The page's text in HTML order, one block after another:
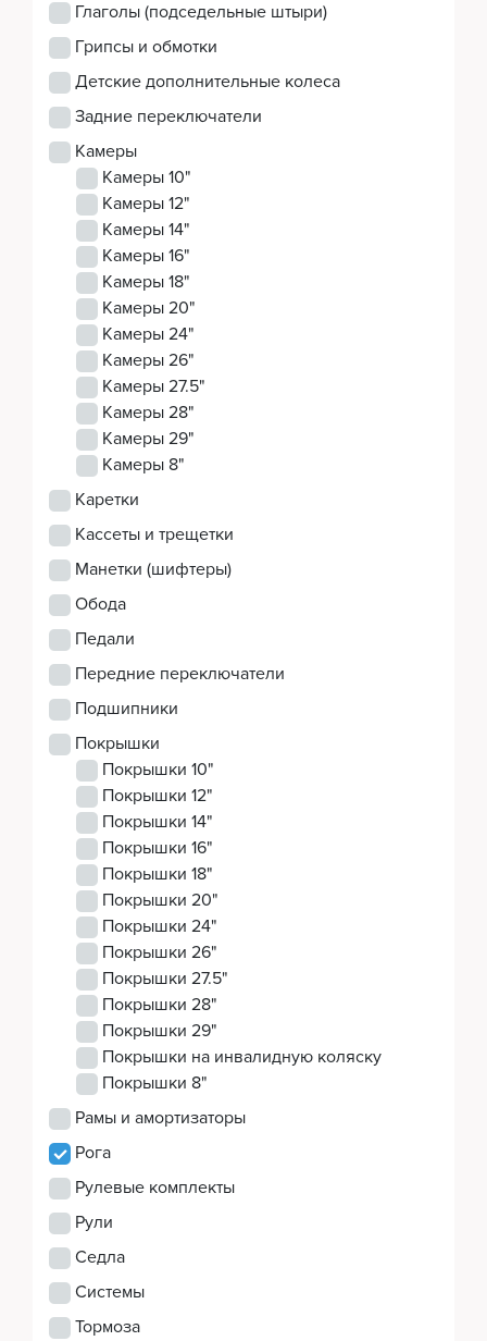
Экипировка
Мототехника
Мототехника
Глаголы (подседельные штыри)
Грипсы и обмотки
Детские дополнительные колеса
Задние переключатели
Камеры
Камеры 10"
Камеры 12"
Камеры 14"
Камеры 16"
Камеры 18"
Камеры 20"
Камеры 24"
Камеры 26"
Камеры 27.5"
Камеры 28"
Камеры 29"
Камеры 8"
Каретки
Кассеты и трещетки
Манетки (шифтеры)
Обода
Педали
Передние переключатели
Подшипники
Покрышки
Покрышки 10"
Покрышки 12"
Покрышки 14"
Покрышки 16"
Покрышки 18"
Покрышки 20"
Покрышки 24"
Покрышки 26"
Покрышки 27.5"
Покрышки 28"
Покрышки 29"
Покрышки на инвалидную коляску
Покрышки 8"
Рамы и амортизаторы
Рога
Рулевые комплекты
Рули
Седла
Системы
Тормоза